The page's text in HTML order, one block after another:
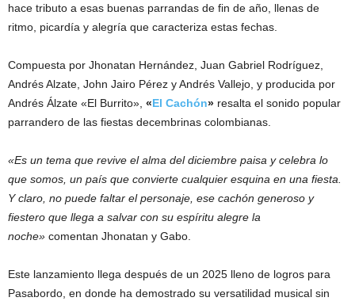
hace tributo a esas buenas parrandas de fin de año, llenas de
ritmo, picardía y alegría que caracteriza estas fechas.
Compuesta por Jhonatan Hernández, Juan Gabriel Rodríguez,
Andrés Alzate, John Jairo Pérez y Andrés Vallejo, y producida por
Andrés Álzate «El Burrito», «El Cachón» resalta el sonido popular
parrandero de las fiestas decembrinas colombianas.
«Es un tema que revive el alma del diciembre paisa y celebra lo
que somos, un país que convierte cualquier esquina en una fiesta.
Y claro, no puede faltar el personaje, ese cachón generoso y
fiestero que llega a salvar con su espíritu alegre la
noche» comentan Jhonatan y Gabo.
Este lanzamiento llega después de un 2025 lleno de logros para
Pasabordo, en donde ha demostrado su versatilidad musical sin